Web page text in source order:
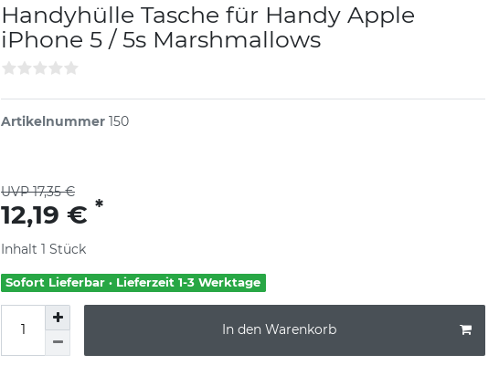
Handyhülle Tasche für Handy Apple
iPhone 5 / 5s Marshmallows
Artikelnummer 150
UVP 17,35 €
12,19 € *
Inhalt 1 Stück
Sofort Lieferbar · Lieferzeit 1-3 Werktage
In den Warenkorb